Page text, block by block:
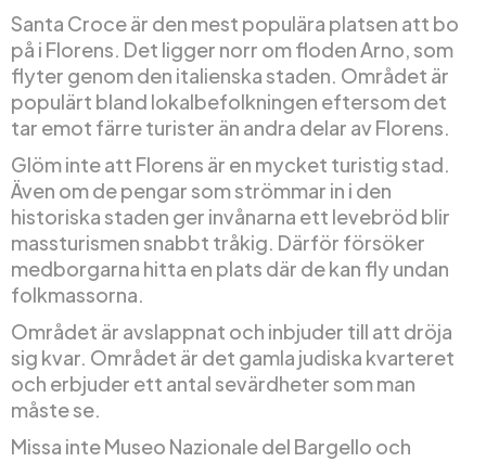
Santa Croce är den mest populära platsen att bo
på i Florens. Det ligger norr om floden Arno, som
flyter genom den italienska staden. Området är
populärt bland lokalbefolkningen eftersom det
tar emot färre turister än andra delar av Florens.
Glöm inte att Florens är en mycket turistig stad.
Även om de pengar som strömmar in i den
historiska staden ger invånarna ett levebröd blir
massturismen snabbt tråkig. Därför försöker
medborgarna hitta en plats där de kan fly undan
folkmassorna.
Området är avslappnat och inbjuder till att dröja
sig kvar. Området är det gamla judiska kvarteret
och erbjuder ett antal sevärdheter som man
måste se.
Missa inte Museo Nazionale del Bargello och